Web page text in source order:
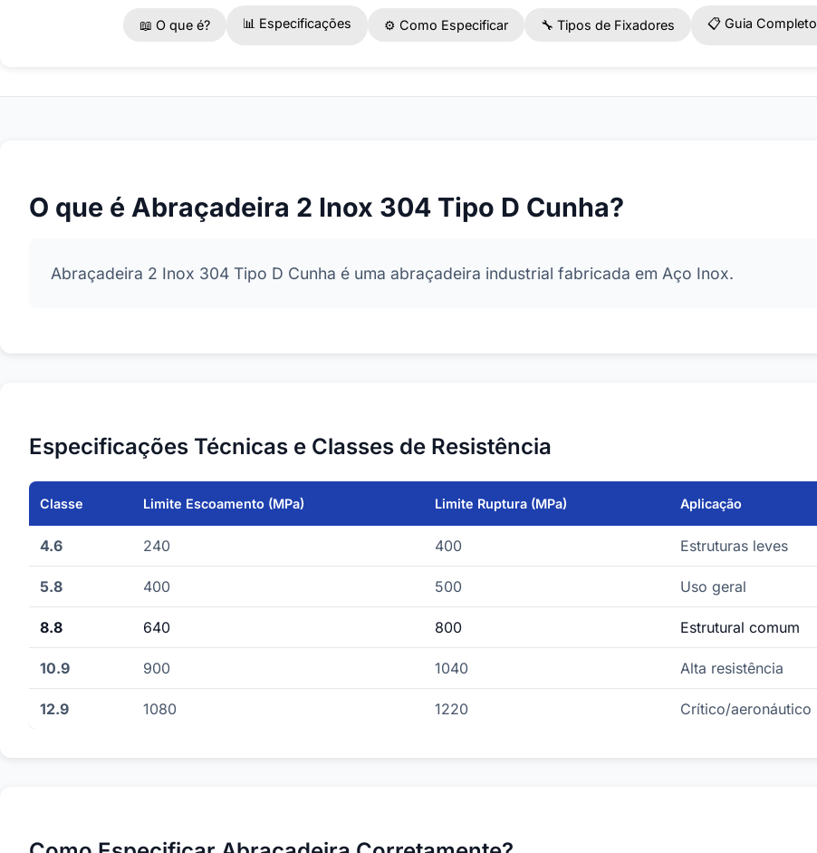
📖 O que é? 📊 Especificações ⚙️ Como Especificar 🔧 Tipos de Fixadores 📋 Guia Completo
O que é Abraçadeira 2 Inox 304 Tipo D Cunha?
Abraçadeira 2 Inox 304 Tipo D Cunha é uma abraçadeira industrial fabricada em Aço Inox.
Especificações Técnicas e Classes de Resistência
Classe Limite Escoamento (MPa) Limite Ruptura (MPa) Aplicação
4.6 240 400 Estruturas leves
5.8 400 500 Uso geral
8.8 640 800 Estrutural comum
10.9 900 1040 Alta resistência
12.9 1080 1220 Crítico/aeronáutico